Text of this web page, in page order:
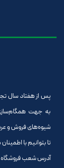
پس از هفتاد سال
به جهت
شیوه‌های فروش و
تا بتوانیم با
آدرس شعب